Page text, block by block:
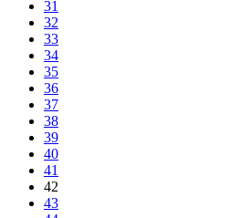
31
32
33
34
35
36
37
38
39
40
41
42
43